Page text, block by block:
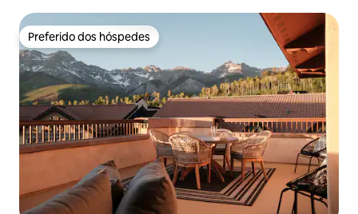
Preferido dos hóspedes
Preferido dos hóspedes